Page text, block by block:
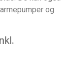
og